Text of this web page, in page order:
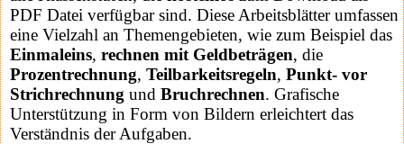
PDF Datei verfügbar sind. Diese Arbeitsblätter umfassen
eine Vielzahl an Themengebieten, wie zum Beispiel das
Einmaleins, rechnen mit Geldbeträgen, die
Prozentrechnung, Teilbarkeitsregeln, Punkt- vor
Strichrechnung und Bruchrechnen. Grafische
Unterstützung in Form von Bildern erleichtert das
Verständnis der Aufgaben.